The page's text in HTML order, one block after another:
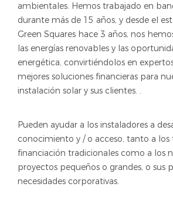
ambientales. Hemos trabajado en
durante más de 15 años, y desde el
Green Squares hace 3 años, nos
las energías renovables y las
energética, convirtiéndolos en
mejores soluciones financieras para
instalación solar y sus clientes. .
Pueden ayudar a los instaladores a
conocimiento y / o acceso, tanto a los
financiación tradicionales como a los
proyectos pequeños o grandes, o sus
necesidades corporativas.